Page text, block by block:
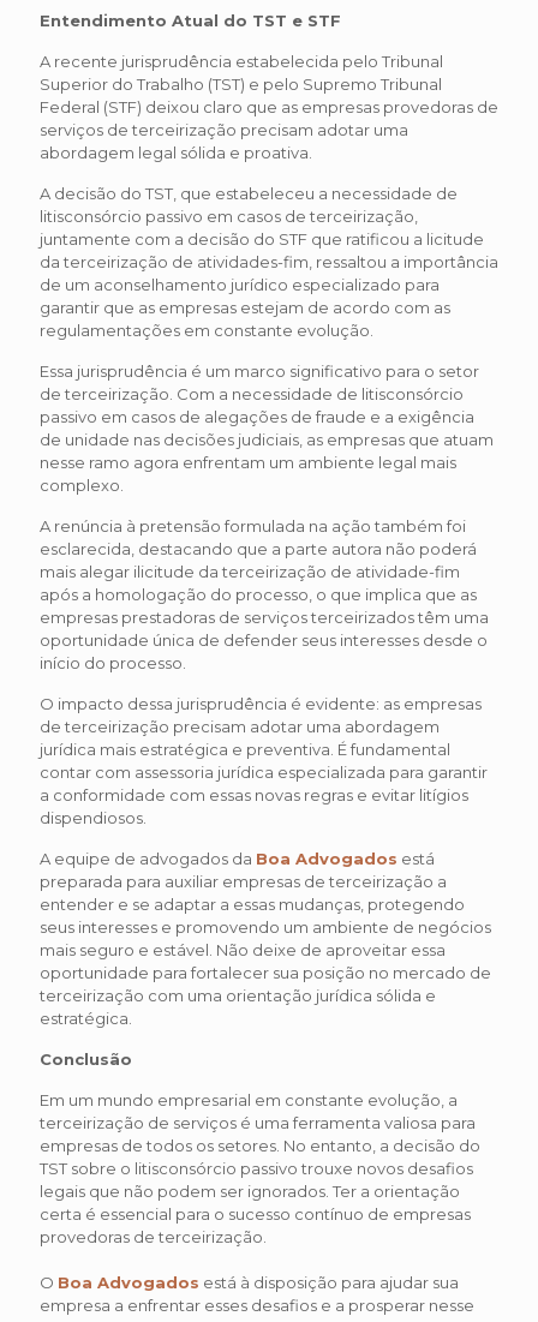
Entendimento Atual do TST e STF
A recente jurisprudência estabelecida pelo Tribunal
Superior do Trabalho (TST) e pelo Supremo Tribunal
Federal (STF) deixou claro que as empresas provedoras de
serviços de terceirização precisam adotar uma
abordagem legal sólida e proativa.
A decisão do TST, que estabeleceu a necessidade de
litisconsórcio passivo em casos de terceirização,
juntamente com a decisão do STF que ratificou a licitude
da terceirização de atividades-fim, ressaltou a importância
de um aconselhamento jurídico especializado para
garantir que as empresas estejam de acordo com as
regulamentações em constante evolução.
Essa jurisprudência é um marco significativo para o setor
de terceirização. Com a necessidade de litisconsórcio
passivo em casos de alegações de fraude e a exigência
de unidade nas decisões judiciais, as empresas que atuam
nesse ramo agora enfrentam um ambiente legal mais
complexo.
A renúncia à pretensão formulada na ação também foi
esclarecida, destacando que a parte autora não poderá
mais alegar ilicitude da terceirização de atividade-fim
após a homologação do processo, o que implica que as
empresas prestadoras de serviços terceirizados têm uma
oportunidade única de defender seus interesses desde o
início do processo.
O impacto dessa jurisprudência é evidente: as empresas
de terceirização precisam adotar uma abordagem
jurídica mais estratégica e preventiva. É fundamental
contar com assessoria jurídica especializada para garantir
a conformidade com essas novas regras e evitar litígios
dispendiosos.
A equipe de advogados da Boa Advogados está
preparada para auxiliar empresas de terceirização a
entender e se adaptar a essas mudanças, protegendo
seus interesses e promovendo um ambiente de negócios
mais seguro e estável. Não deixe de aproveitar essa
oportunidade para fortalecer sua posição no mercado de
terceirização com uma orientação jurídica sólida e
estratégica.
Conclusão
Em um mundo empresarial em constante evolução, a
terceirização de serviços é uma ferramenta valiosa para
empresas de todos os setores. No entanto, a decisão do
TST sobre o litisconsórcio passivo trouxe novos desafios
legais que não podem ser ignorados. Ter a orientação
certa é essencial para o sucesso contínuo de empresas
provedoras de terceirização.
O Boa Advogados está à disposição para ajudar sua
empresa a enfrentar esses desafios e a prosperar nesse